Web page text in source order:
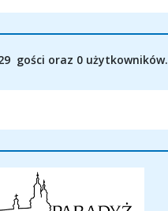
gości oraz 0 użytkowników.